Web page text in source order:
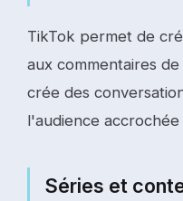
TikTok permet de
aux commentaires
crée des
l'audience
Séries et